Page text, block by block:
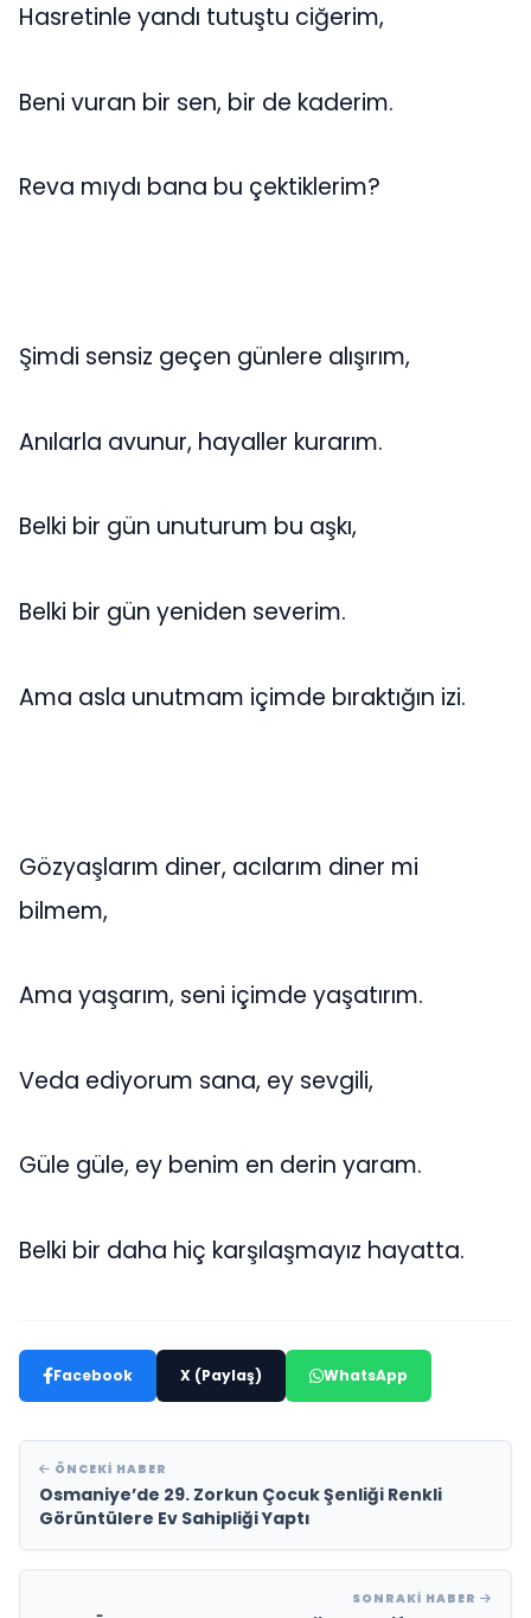
Hasretinle yandı tutuştu ciğerim,
Beni vuran bir sen, bir de kaderim.
Reva mıydı bana bu çektiklerim?
Şimdi sensiz geçen günlere alışırım,
Anılarla avunur, hayaller kurarım.
Belki bir gün unuturum bu aşkı,
Belki bir gün yeniden severim.
Ama asla unutmam içimde bıraktığın izi.
Gözyaşlarım diner, acılarım diner mi
bilmem,
Ama yaşarım, seni içimde yaşatırım.
Veda ediyorum sana, ey sevgili,
Güle güle, ey benim en derin yaram.
Belki bir daha hiç karşılaşmayız hayatta.
Facebook X (Paylaş) WhatsApp
ÖNCEKI HABER
Osmaniye’de 29. Zorkun Çocuk Şenliği Renkli
Görüntülere Ev Sahipliği Yaptı
SONRAKI HABER